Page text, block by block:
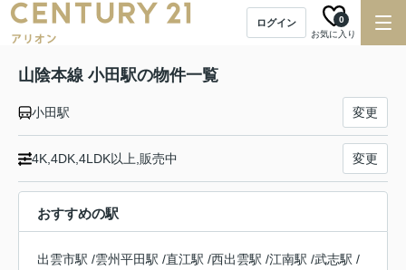
ログイン
お気に入り
0
山陰本線 小田駅の物件一覧
小田駅 変更
4K,4DK,4LDK以上,販売中 変更
おすすめの駅
出雲市駅 /雲州平田駅 /直江駅 /西出雲駅 /江南駅 /武志駅 /